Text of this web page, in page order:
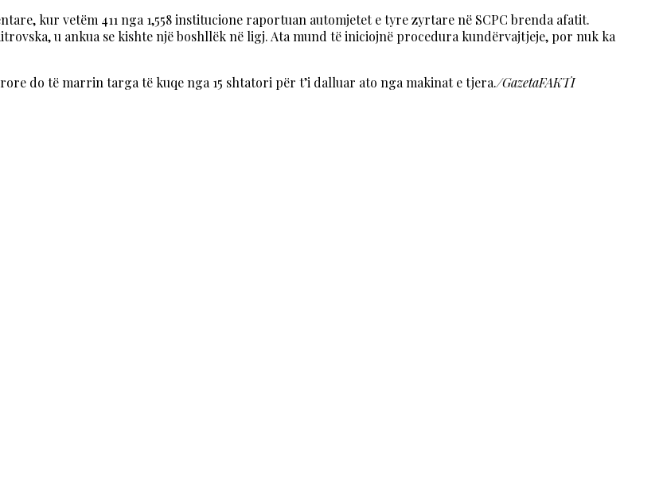
kur vetëm 411 nga 1,558 institucione raportuan automjetet e tyre zyrtare në SCPC brenda afatit.
u ankua se kishte një boshllëk në ligj. Ata mund të iniciojnë procedura kundërvajtjeje, por nuk ka
do të marrin targa të kuqe nga 15 shtatori për t’i dalluar ato nga makinat e tjera./GazetaFAKTI